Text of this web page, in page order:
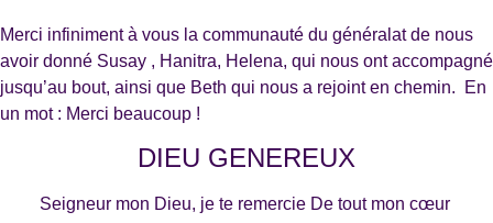
Merci infiniment à vous la communauté du généralat de nous
avoir donné Susay , Hanitra, Helena, qui nous ont accompagné
jusqu’au bout, ainsi que Beth qui nous a rejoint en chemin. En
un mot : Merci beaucoup !
DIEU GENEREUX
Seigneur mon Dieu, je te remercie De tout mon cœur